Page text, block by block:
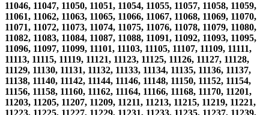
11046, 11047, 11050, 11051, 11054, 11055, 11057, 11058, 11059,
11061, 11062, 11063, 11065, 11066, 11067, 11068, 11069, 11070,
11071, 11072, 11073, 11074, 11075, 11076, 11078, 11079, 11080,
11082, 11083, 11084, 11087, 11088, 11091, 11092, 11093, 11095,
11096, 11097, 11099, 11101, 11103, 11105, 11107, 11109, 11111,
11113, 11115, 11119, 11121, 11123, 11125, 11126, 11127, 11128,
11129, 11130, 11131, 11132, 11133, 11134, 11135, 11136, 11137,
11138, 11140, 11142, 11144, 11146, 11148, 11150, 11152, 11154,
11156, 11158, 11160, 11162, 11164, 11166, 11168, 11170, 11201,
11203, 11205, 11207, 11209, 11211, 11213, 11215, 11219, 11221,
11223, 11225, 11227, 11229, 11231, 11233, 11235, 11237, 11239,